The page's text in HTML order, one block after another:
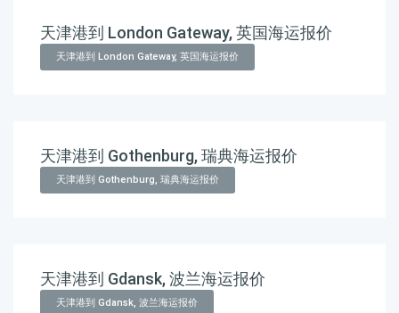
天津港到 London Gateway, 英国海运报价
天津港到 London Gateway, 英国海运报价
天津港到 Gothenburg, 瑞典海运报价
天津港到 Gothenburg, 瑞典海运报价
天津港到 Gdansk, 波兰海运报价
天津港到 Gdansk, 波兰海运报价